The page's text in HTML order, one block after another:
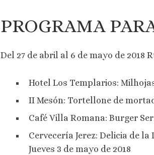
PROGRAMA
Del 27 de abril al 6 de mayo de 2018
Hotel Los Templarios:
II Mesón: Tortellone de
Café Villa Romana: Burger
Cervecería Jerez: Delicia de la
Jueves 3 de mayo de 2018